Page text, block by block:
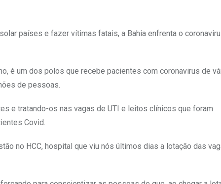
países e fazer vítimas fatais, a Bahia enfrenta o
é um dos polos que recebe pacientes com coronavirus de
de pessoas.
e tratando-os nas vagas de UTI e leitos clínicos que foram
Covid.
no HCC, hospital que viu nós últimos dias a lotação das